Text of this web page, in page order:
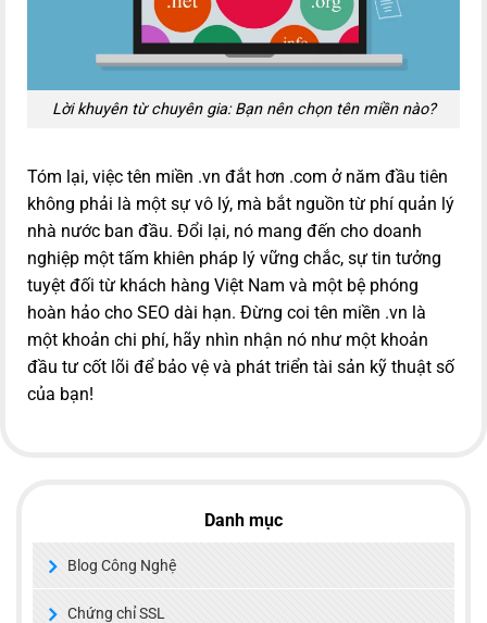
Lời khuyên từ chuyên gia: Bạn nên chọn tên miền nào?
Tóm lại, việc tên miền .vn đắt hơn .com ở năm đầu tiên
không phải là một sự vô lý, mà bắt nguồn từ phí quản lý
nhà nước ban đầu. Đổi lại, nó mang đến cho doanh
nghiệp một tấm khiên pháp lý vững chắc, sự tin tưởng
tuyệt đối từ khách hàng Việt Nam và một bệ phóng
hoàn hảo cho SEO dài hạn. Đừng coi tên miền .vn là
một khoản chi phí, hãy nhìn nhận nó như một khoản
đầu tư cốt lõi để bảo vệ và phát triển tài sản kỹ thuật số
của bạn!
Danh mục
Blog Công Nghệ
Chứng chỉ SSL